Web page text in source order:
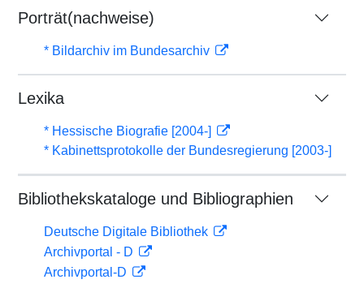
Porträt(nachweise)
* Bildarchiv im Bundesarchiv
Lexika
* Hessische Biografie [2004-]
* Kabinettsprotokolle der Bundesregierung [2003-]
Bibliothekskataloge und Bibliographien
Deutsche Digitale Bibliothek
Archivportal - D
Archivportal-D